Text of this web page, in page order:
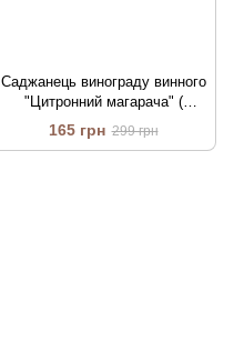
Саджанець винограду винного
"Цитронний магарача" (
ранньо-середній термін
дозрівання )
165 грн 299 грн